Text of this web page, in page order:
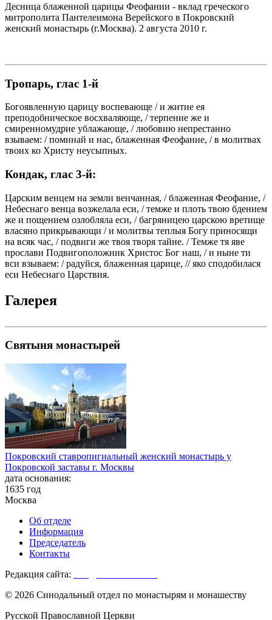
Десница блаженной царицы Феофании - вклад греческого
митрополита Пантелеимона Верейского в Покровский
женский монастырь (г.Москва). 2 августа 2010 г.
Тропарь, глас 1-й
Богоявленную царицу воспевающе / и житие ея
преподобническое восхваляюще, / терпение же и
смиренномудрие ублажающе, / любовию непрестанно
взываем: / поминай и нас, блаженная Феофание, / в молитвах
твоих ко Христу неусыпных.
Кондак, глас 3-й:
Царским венцем на земли венчанная, / блаженная Феофание, /
Небеснаго венца возжелала еси, / темже и плоть твою бдением
же и пощением озлобляла еси, / багряницею царскою вретище
власяно прикрывающи / и молитвы теплыя Богу приносящи
на всяк час, / подвиги же твоя творя тайне. / Темже тя яве
прослави Подвигоположник Христос Бог наш, / и ныне ти
вси взываем: / радуйся, блаженная царице, // яко сподобилася
еси Небеснаго Царствия.
Галерея
Святыня монастырей
Покровский ставропигиальный женский монастырь у
Покровской заставы г. Москвы
дата основания:
1635 год
Москва
Об отделе
Информация
Председатель
Контакты
Редакция сайта:
© 2026 Синодальный отдел по монастырям и монашеству
Русской Православной Церкви